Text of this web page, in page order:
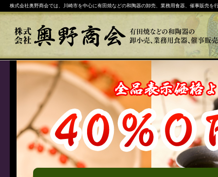
株式会社奥野商会では、川崎市を中心に有田焼などの和陶器の卸売、業務用食器、催事販売を